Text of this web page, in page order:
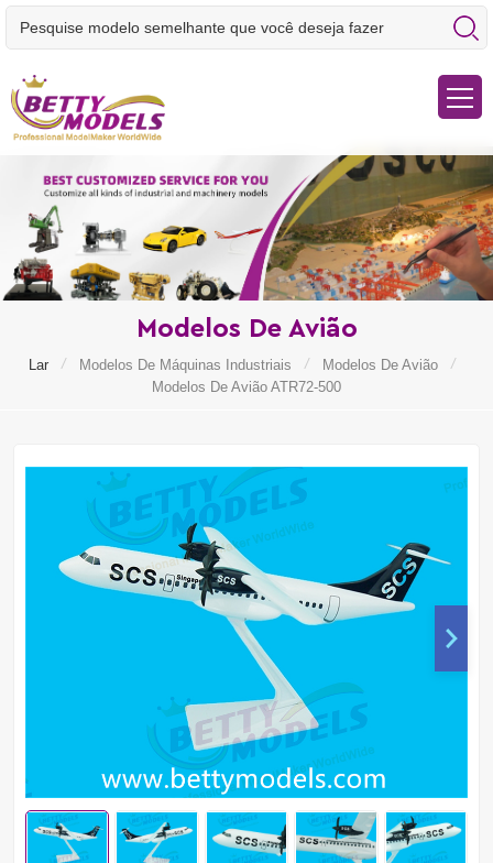
Modelos De Avião
Lar / Modelos De Máquinas Industriais / Modelos De Avião
/
Modelos De Avião ATR72-500